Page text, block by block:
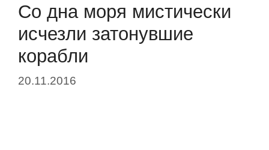
Со дна моря мистически
исчезли затонувшие
корабли
20.11.2016